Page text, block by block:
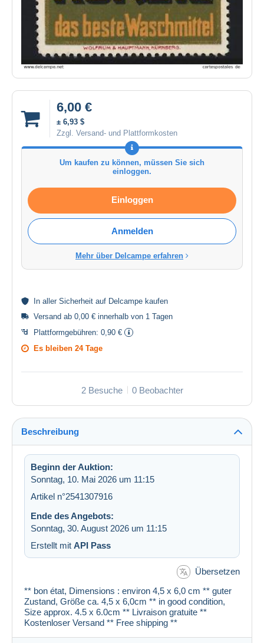
6,00 €
± 6,93 $
Zzgl. Versand- und Plattformkosten
Um kaufen zu können, müssen Sie sich
einloggen.
Einloggen
Anmelden
Mehr über Delcampe erfahren
In aller Sicherheit auf Delcampe kaufen
Versand ab 0,00 € innerhalb von 1 Tagen
Plattformgebühren: 0,90 €
Es bleiben 24 Tage
2 Besuche 0 Beobachter
Beschreibung
Beginn der Auktion:
Sonntag, 10. Mai 2026 um 11:15
Artikel n°2541307916
Ende des Angebots:
Sonntag, 30. August 2026 um 11:15
Erstellt mit API Pass
Übersetzen
** bon état, Dimensions : environ 4,5 x 6,0 cm ** guter
Zustand, Größe ca. 4,5 x 6,0cm ** in good condition,
Size approx. 4.5 x 6.0cm ** Livraison gratuite **
Kostenloser Versand ** Free shipping **